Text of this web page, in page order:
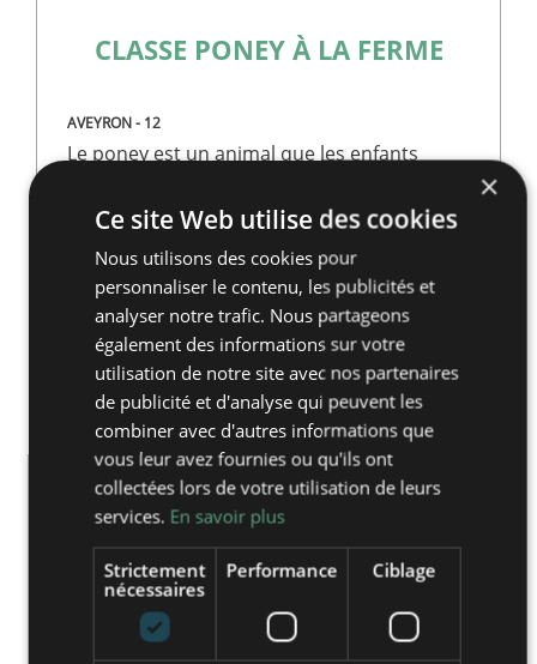
CLASSE PONEY À LA FERME
AVEYRON - 12
Le poney est un animal que les enfants
soigner. En leur présence, la curiosité de
l’enfant est en éveil, ce qui le rend très
réceptif aux apprentissages qui lui seront
proposés. A côté du poney-Club, la mini-
ferme offre tout un répertoire de
découvertes.
69,50€/jour (Tout Compris)
×
Ce site Web utilise des cookies
Nous utilisons des cookies pour
personnaliser le contenu, les publicités et
analyser notre trafic. Nous partageons
également des informations sur votre
utilisation de notre site avec nos partenaires
de publicité et d'analyse qui peuvent les
combiner avec d'autres informations que
vous leur avez fournies ou qu'ils ont
collectées lors de votre utilisation de leurs
services. En savoir plus
Strictement
nécessaires
Performance Ciblage